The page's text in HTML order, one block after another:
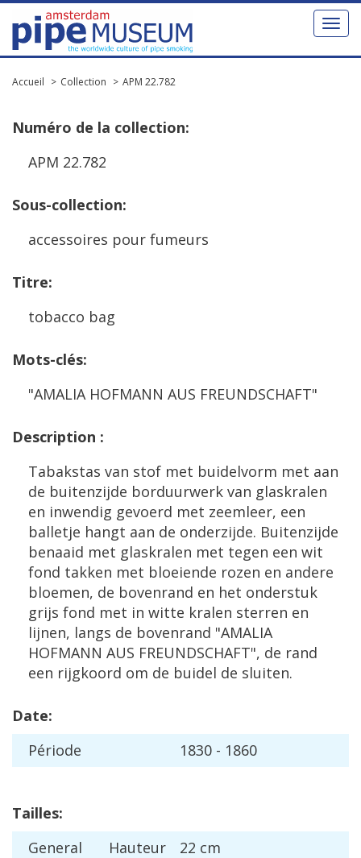
Toggle
Accueil Collection APM 22.782
Numéro de la collection:
APM 22.782
Sous-collection:
accessoires pour fumeurs
Titre:
tobacco bag
Mots-clés:
"AMALIA HOFMANN AUS FREUNDSCHAFT"
Description :
Tabakstas van stof met buidelvorm met aan
de buitenzijde borduurwerk van glaskralen
en inwendig gevoerd met zeemleer, een
balletje hangt aan de onderzijde. Buitenzijde
benaaid met glaskralen met tegen een wit
fond takken met bloeiende rozen en andere
bloemen, de bovenrand en het onderstuk
grijs fond met in witte kralen sterren en
lijnen, langs de bovenrand "AMALIA
HOFMANN AUS FREUNDSCHAFT", de rand
een rijgkoord om de buidel de sluiten.
Date:
Période 1830 - 1860
Tailles:
General
Hauteur 22 cm